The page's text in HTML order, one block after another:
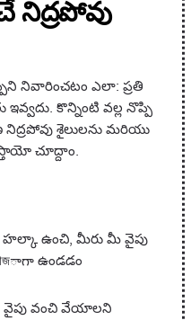
నిద్రపోవు
నివారించటం ఎలా: ప్రతి
ఇవ్వదు. కొన్నింటి వల్ల నొప్పి
శైలులను మరియు
చూద్దాం.
ఉంచి, మీరు మీ వైపు
ఉండడం
వైపు వంచి వేయాలని